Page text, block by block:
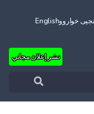
خوارووEnglish
نشر إعلان مجاني